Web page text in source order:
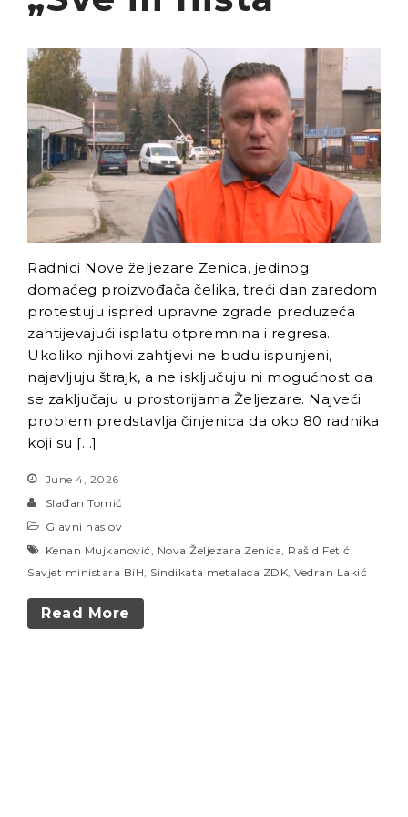
Radnici Nove željezare
Uspon revizionizma i novi
talas ekstremne desnice
na Balkanu
Industrijski slom kao
sistemska kriza: Nova
Ljubija, Željezara Zenica i
granice održivosti bh.
ekonomije
Radnici Nove željezare Zenica, jedinog
domaćeg proizvođača čelika, treći dan zaredom
protestuju ispred upravne zgrade preduzeća
zahtijevajući isplatu otpremnina i regresa.
Ukoliko njihovi zahtjevi ne budu ispunjeni,
najavljuju štrajk, a ne isključuju ni mogućnost da
se zaključaju u prostorijama Željezare. Najveći
problem predstavlja činjenica da oko 80 radnika
koji su […]
June 4, 2026
Slađan Tomić
Glavni naslov
Kenan Mujkanović, Nova Željezara Zenica, Rašid Fetić,
Savjet ministara BiH, Sindikata metalaca ZDK, Vedran Lakić
Read More